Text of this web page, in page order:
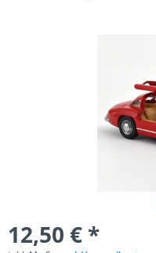
12,50 € *